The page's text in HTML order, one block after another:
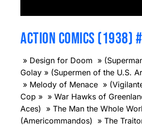
ACTION COMICS (1938)
» Design for Doom »
Golay » (Supermen of the U.S.
» Melody of Menace »
Cop » » War Hawks of
Aces) » The Man the Whole
(Americommandos) » The